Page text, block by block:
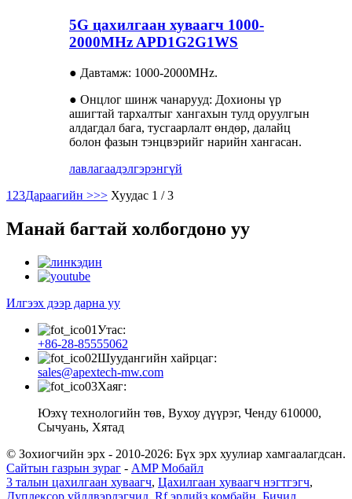
5G цахилгаан хуваагч 1000-
2000MHz APD1G2G1WS
● Давтамж: 1000-2000MHz.
● Онцлог шинж чанарууд: Дохионы үр
ашигтай тархалтыг хангахын тулд оруулгын
алдагдал бага, тусгаарлалт өндөр, далайц
болон фазын тэнцвэрийг нарийн хангасан.
лавлагаадэлгэрэнгүй
1 23Дараагийн >>> Хуудас 1 / 3
Манай багтай холбогдоно уу
Илгээх дээр дарна уу
Утас:
+86-28-85555062
Шуудангийн хайрцаг:
sales@apextech-mw.com
Хаяг:
Юэхү технологийн төв, Вухоу дүүрэг, Ченду 610000,
Сычуань, Хятад
© Зохиогчийн эрх - 2010-2026: Бүх эрх хуулиар хамгаалагдсан.
Сайтын газрын зураг - AMP Мобайл
3 талын цахилгаан хуваагч, Цахилгаан хуваагч нэгтгэгч,
Дуплексор үйлдвэрлэгчид, Rf эрлийз комбайн, Бичил